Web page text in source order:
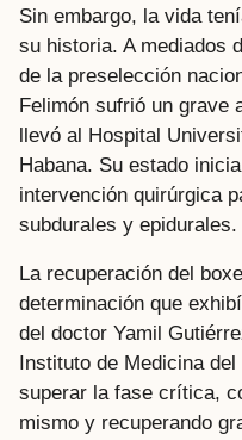
Sin embargo, la vida
su historia. A mediados
de la preselección
Felimón sufrió un grave
llevó al Hospital
Habana. Su estado
intervención quirúrgica
subdurales y epidurales.
La recuperación del
determinación que
del doctor Yamil
Instituto de Medicina
superar la fase crítica,
mismo y recuperando